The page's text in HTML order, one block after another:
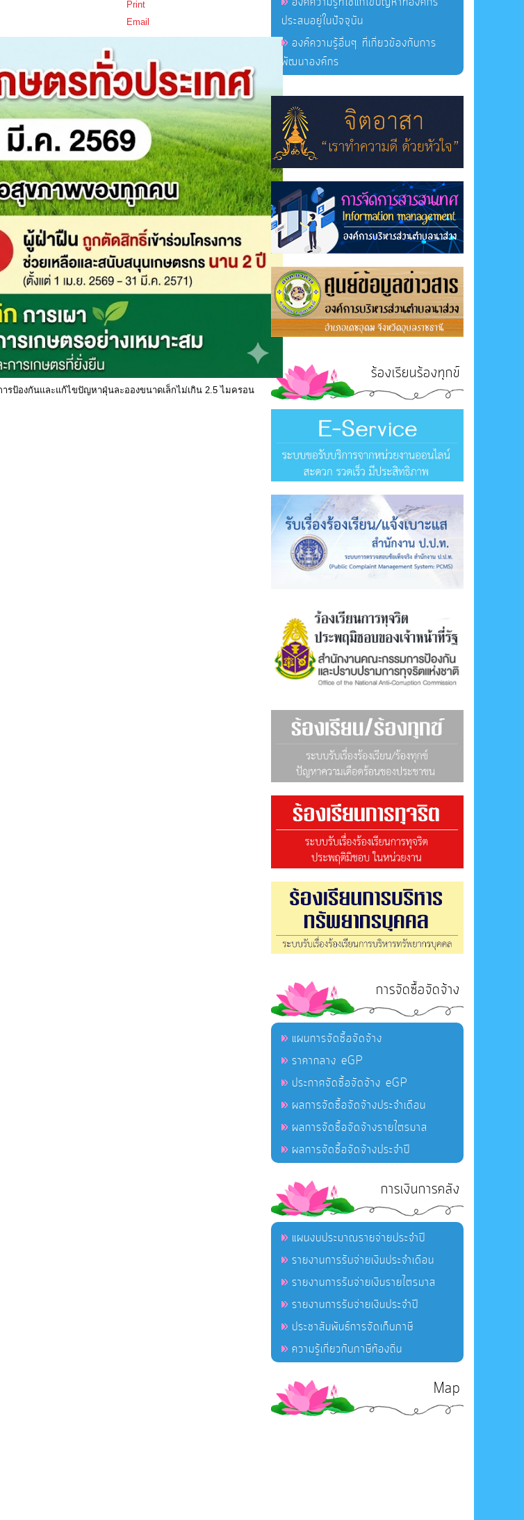
Print
Email
รป้องกันและแก้ไขปัญหาฝุ่นละอองขนาดเล็กไม่เกิน 2.5 ไมครอน
ประสบอยู่ในปัจจุบัน
องค์ความรู้อื่นๆ ที่เกี่ยวข้องกับการ
พัฒนาองค์กร
ร้องเรียนร้องทุกข์
การจัดซื้อจัดจ้าง
แผนการจัดซื้อจัดจ้าง
ราคากลาง eGP
ประกาศจัดซื้อจัดจ้าง eGP
ผลการจัดซื้อจัดจ้างประจำเดือน
ผลการจัดซื้อจัดจ้างรายไตรมาส
ผลการจัดซื้อจัดจ้างประจำปี
การเงินการคลัง
แผนงบประมาณรายจ่ายประจำปี
รายงานการรับจ่ายเงินประจำเดือน
รายงานการรับจ่ายเงินรายไตรมาส
รายงานการรับจ่ายเงินประจำปี
ประชาสัมพันธ์การจัดเก็บภาษี
ความรู้เกี่ยวกับภาษีท้องถิ่น
Map